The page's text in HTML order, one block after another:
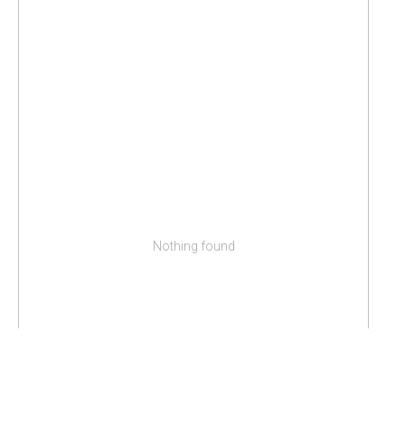
Nothing found